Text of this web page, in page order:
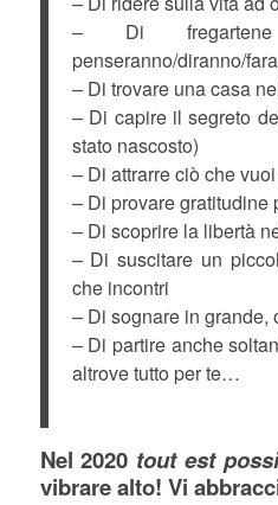
– Di
penseranno/diranno/
– Di trovare una casa
– Di capire il segreto
stato nascosto)
– Di attrarre ciò che
– Di provare gratitudine
– Di scoprire la libertà
– Di suscitare un
che incontri
– Di sognare in grande,
– Di partire anche
altrove tutto per te…
Nel 2020 tout est
vibrare alto! Vi